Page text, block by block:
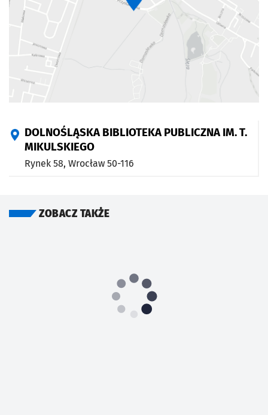
DOLNOŚLĄSKA BIBLIOTEKA PUBLICZNA IM. T.
MIKULSKIEGO
Rynek 58, Wrocław 50-116
ZOBACZ TAKŻE